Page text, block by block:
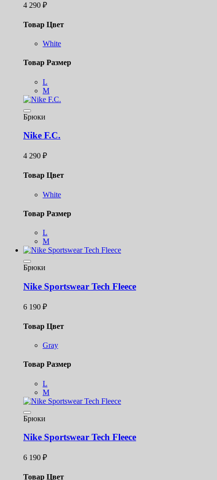
4 290 ₽
Товар Цвет
White
Товар Размер
L
M
Брюки
Nike F.C.
4 290 ₽
Товар Цвет
White
Товар Размер
L
M
Брюки
Nike Sportswear Tech Fleece
6 190 ₽
Товар Цвет
Gray
Товар Размер
L
M
Брюки
Nike Sportswear Tech Fleece
6 190 ₽
Товар Цвет